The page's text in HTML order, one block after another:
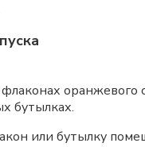
оранжевого
бутылках.
или бутылку